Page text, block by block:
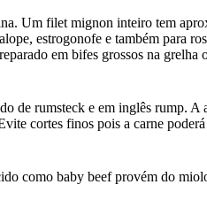
Um filet mignon inteiro tem
estrogonofe e também para
em bifes grossos na grelha
de rumsteck e em inglês rump. A
cortes finos pois a carne poderá
como baby beef provém do